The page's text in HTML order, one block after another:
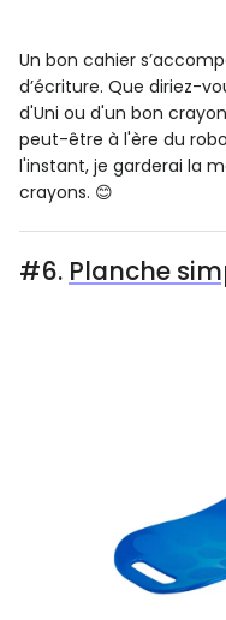
Un bon cahier
d’écriture. Que diriez-
d'Uni ou d'un bon
peut-être à l'ère du
l'instant, je garderai la
crayons. 😊
#6. Planche